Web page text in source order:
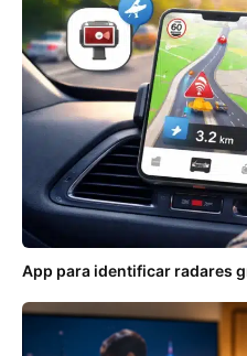
App para identificar radares